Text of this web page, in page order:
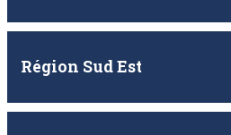
Région Sud Est